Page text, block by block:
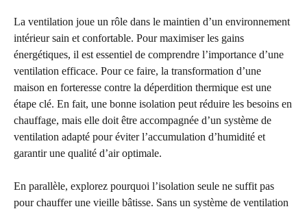
La ventilation joue un rôle dans le maintien d’un environnement
intérieur sain et confortable. Pour maximiser les gains
énergétiques, il est essentiel de comprendre l’importance d’une
ventilation efficace. Pour ce faire, la transformation d’une
maison en forteresse contre la déperdition thermique est une
étape clé. En fait, une bonne isolation peut réduire les besoins en
chauffage, mais elle doit être accompagnée d’un système de
ventilation adapté pour éviter l’accumulation d’humidité et
garantir une qualité d’air optimale.
En parallèle, explorez pourquoi l’isolation seule ne suffit pas
pour chauffer une vieille bâtisse. Sans un système de ventilation